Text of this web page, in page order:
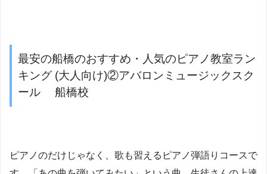
最安の船橋のおすすめ・人気のピアノ教室ラン
キング (大人向け)②アバロンミュージックスク
ール 船橋校
ピアノのだけじゃなく、歌も習えるピアノ弾語りコースで